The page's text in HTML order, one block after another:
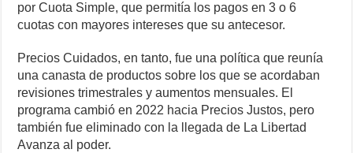
por Cuota Simple, que permitía los pagos en 3 o 6
cuotas con mayores intereses que su antecesor.
Precios Cuidados, en tanto, fue una política que reunía
una canasta de productos sobre los que se acordaban
revisiones trimestrales y aumentos mensuales. El
programa cambió en 2022 hacia Precios Justos, pero
también fue eliminado con la llegada de La Libertad
Avanza al poder.